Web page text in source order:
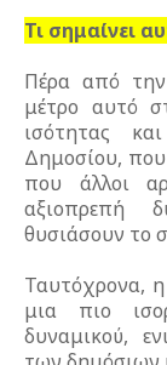
Τι σημαίνει
Πέρα από την
μέτρο αυτό
ισότητας
Δημοσίου, που
που άλλοι
αξιοπρεπή
θυσιάσουν το
Ταυτόχρονα, η
μια πιο
δυναμικού,